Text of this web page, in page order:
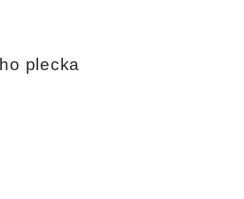
plecka